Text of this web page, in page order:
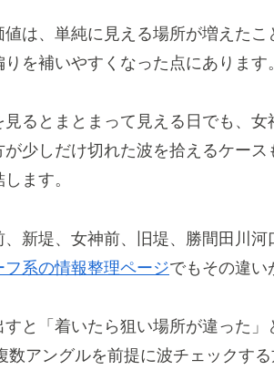
は、単純に見える場所が増えた
を補いやすくなった点にあります。
るとまとまって見える日でも、
が少しだけ切れた波を拾えるケー
ます。
新堤、女神前、旧堤、勝間田川
フ系の情報整理ページでもその違い
と「着いたら狙い場所が違った
アングルを前提に波チェックする